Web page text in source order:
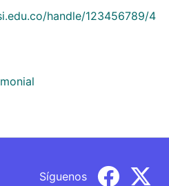
handle/123456789/4
Síguenos